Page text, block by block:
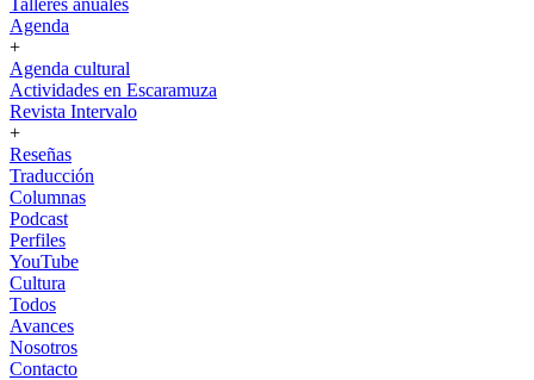
Talleres anuales
Agenda
+
Agenda cultural
Actividades en Escaramuza
Revista Intervalo
+
Reseñas
Traducción
Columnas
Podcast
Perfiles
YouTube
Cultura
Todos
Avances
Nosotros
Contacto